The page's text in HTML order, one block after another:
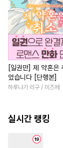
[일권만] 제 약혼은
었습니다 [단행본]
하루나기 리구 / 미즈메
실시간 랭킹